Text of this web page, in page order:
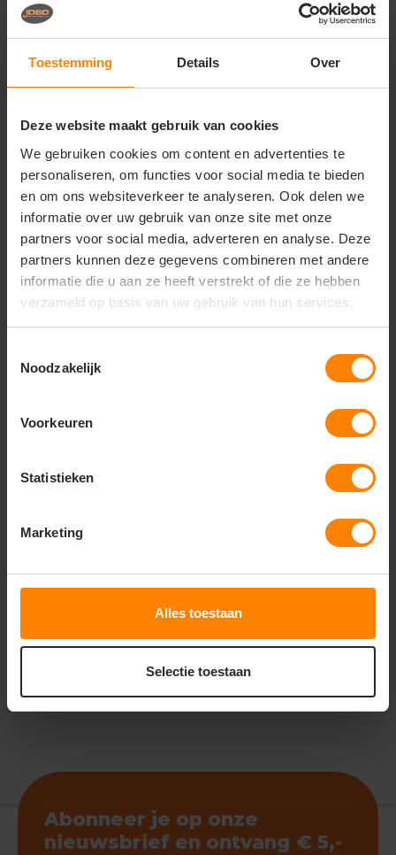
Toestemming Details Over
Deze website maakt gebruik van cookies
We gebruiken cookies om content en advertenties te
personaliseren, om functies voor social media te bieden
en om ons websiteverkeer te analyseren. Ook delen we
informatie over uw gebruik van onze site met onze
partners voor social media, adverteren en analyse. Deze
partners kunnen deze gegevens combineren met andere
informatie die u aan ze heeft verstrekt of die ze hebben
verzameld op basis van uw gebruik van hun services.
Noodzakelijk
Voorkeuren
Statistieken
Marketing
Alles toestaan
Selectie toestaan
Vragen? Neem contact
op met onze
call +31(0)418 511 972
mail info@jobopromotions.nl
store Bezoek onze showroom:
Provincialeweg 59 - Velddriel
Dit vind je misschien ook leuk
Items van productcarrousel
ROLY
PERSONALISEER
20
PERSONALISEER
Abonneer je op onze
nieuwsbrief en ontvang € 5,-